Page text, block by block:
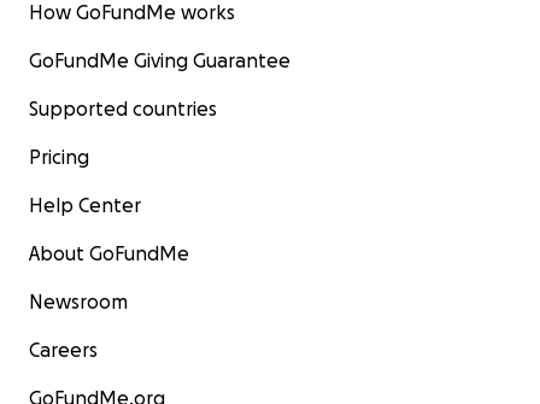
How GoFundMe works
GoFundMe Giving Guarantee
Supported countries
Pricing
Help Center
About GoFundMe
Newsroom
Careers
GoFundMe.org